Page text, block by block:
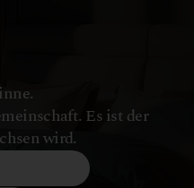
Es ist der
wird.